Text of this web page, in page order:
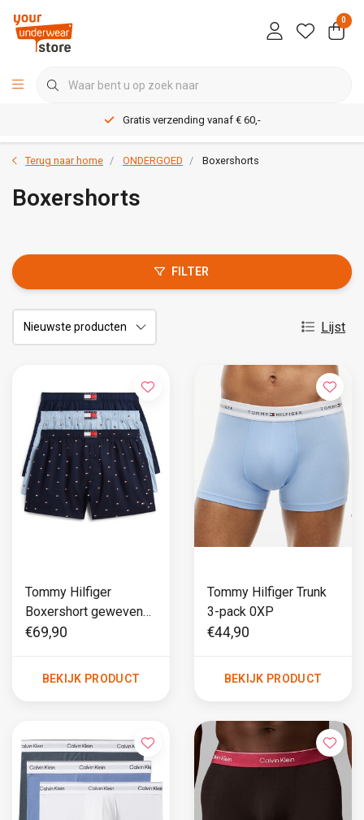
0
Gratis verzending vanaf € 60,-
Terug naar home ONDERGOED Boxershorts
Boxershorts
FILTER
Lijst
Tommy Hilfiger
Boxershort geweven
3-pack 0XW
€69,90
BEKIJK PRODUCT
Tommy Hilfiger Trunk
3-pack 0XP
€44,90
BEKIJK PRODUCT